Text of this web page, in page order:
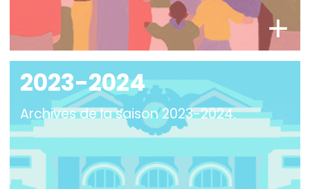
2023-2024
Archives de la saison 2023-2024.